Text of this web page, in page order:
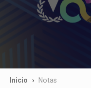
Inicio Notas